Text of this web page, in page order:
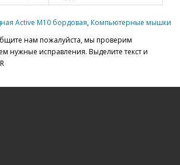
Active M10 бордовая,Компьютерные мышки
нам пожалуйста, мы проверим
нужные исправления. Выделите текст и